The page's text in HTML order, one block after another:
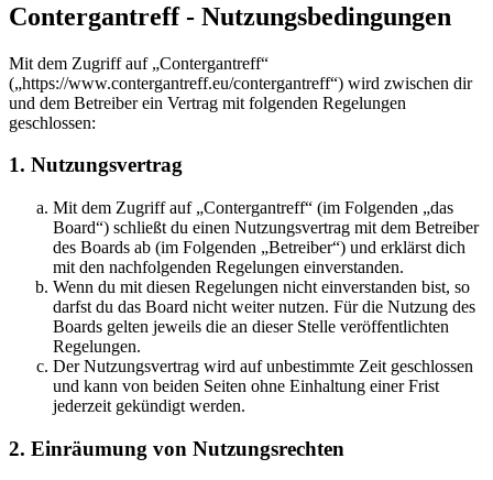
Contergantreff - Nutzungsbedingungen
Mit dem Zugriff auf „Contergantreff“
(„https://www.contergantreff.eu/contergantreff“) wird zwischen dir
und dem Betreiber ein Vertrag mit folgenden Regelungen
geschlossen:
1. Nutzungsvertrag
Mit dem Zugriff auf „Contergantreff“ (im Folgenden „das
Board“) schließt du einen Nutzungsvertrag mit dem Betreiber
des Boards ab (im Folgenden „Betreiber“) und erklärst dich
mit den nachfolgenden Regelungen einverstanden.
Wenn du mit diesen Regelungen nicht einverstanden bist, so
darfst du das Board nicht weiter nutzen. Für die Nutzung des
Boards gelten jeweils die an dieser Stelle veröffentlichten
Regelungen.
Der Nutzungsvertrag wird auf unbestimmte Zeit geschlossen
und kann von beiden Seiten ohne Einhaltung einer Frist
jederzeit gekündigt werden.
2. Einräumung von Nutzungsrechten